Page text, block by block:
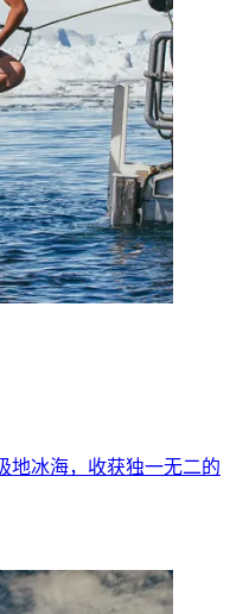
地冰海，收获独一无二的